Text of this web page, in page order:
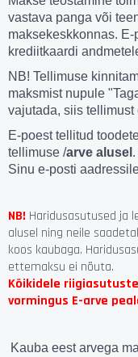
vastava panga või
maksekeskkonnas.
krediitkaardi
NB! Tellimuse
maksmist nupule
vajutada, siis tellimust
E-poest tellitud
tellimuse /arve alusel
Sinu e-posti
NB! Haridusasutused ja
alusel ning neile
koos kaubaga.
ettemaksu ei nõuta.
Kõikidele
vormingus E-arve
Kauba eest arvega